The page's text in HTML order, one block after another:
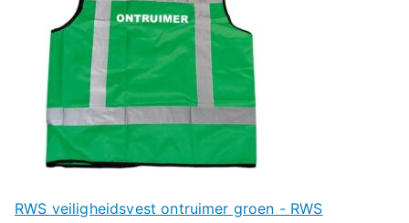
RWS veiligheidsvest ontruimer groen - RWS